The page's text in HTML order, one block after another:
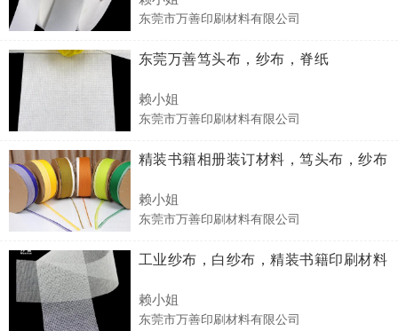
东莞市万善印刷材料有限公司
东莞万善笃头布，纱布，脊纸
赖小姐
东莞市万善印刷材料有限公司
精装书籍相册装订材料，笃头布，纱布
赖小姐
东莞市万善印刷材料有限公司
工业纱布，白纱布，精装书籍印刷材料
赖小姐
东莞市万善印刷材料有限公司